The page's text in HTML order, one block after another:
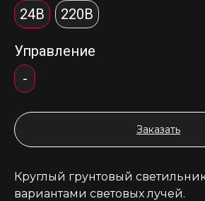
24В
220В
Управление
-
Заказать
Круглый грунтовый
вариантами световых лучей.